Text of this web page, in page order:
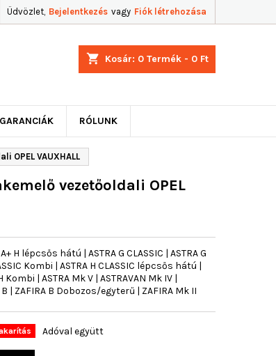
Üdvözlet, Bejelentkezés vagy Fiók létrehozása
shopping_cart Kosár: 0 Termék - 0 Ft
GARANCIÁK RÓLUNK
OPEL VAUXHALL
vezetőoldali OPEL
H lépcsős hátú | ASTRA G CLASSIC | ASTRA G
Kombi | ASTRA H CLASSIC lépcsős hátú |
Kombi | ASTRA Mk V | ASTRAVAN Mk IV |
B | ZAFIRA B Dobozos/egyterű | ZAFIRA Mk II
Adóval együtt